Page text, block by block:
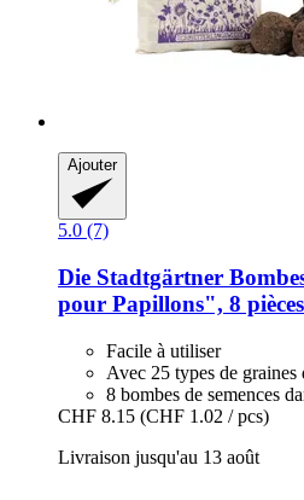
Ajouter
5.0 (7)
Die Stadtgärtner
pour Papillons", 8 pièces
Facile à utiliser
Avec 25 types de graines
8 bombes de semences
CHF 8.15 (CHF 1.02 / pcs)
Livraison jusqu'au 13 août